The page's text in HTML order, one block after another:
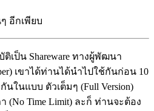
อีกเพียบ
เป็น Shareware ทางผู้พัฒนา
เขาได้ท่านได้นำไปใช้กันก่อน 10
ในแบบ ตัวเต็มๆ (Full Version)
(No Time Limit) ละก็ ท่านจะต้อง